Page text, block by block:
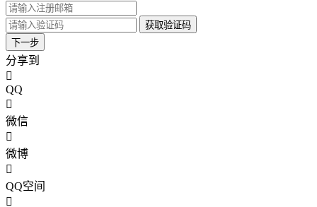
获取验证码
下一步
分享到
QQ
微信
微博
QQ空间